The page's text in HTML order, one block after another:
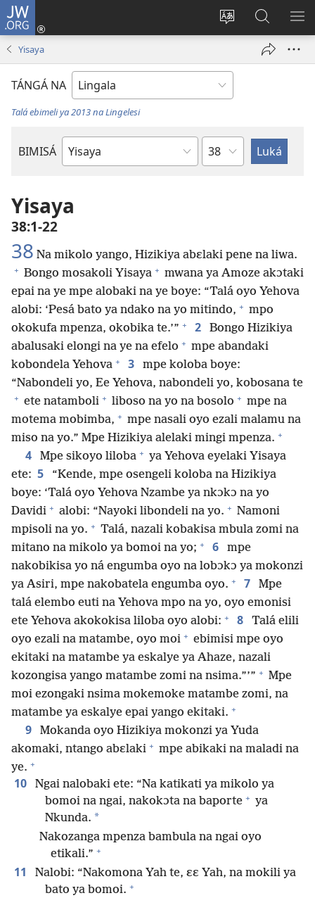
JW.ORG
Tyá
monɔkɔ
mosusu
Kokɔta
na
fenɛtrɛ
Luká
JW.ORG
Yisaya
TÁNGÁ NA
Talá ebimeli ya 2013 na Lingelesi
BIMISÁ
Mokanda
Mokapo
Yisaya
38:1-22
38 Na mikolo yango, Hizikiya abɛlaki pene na liwa.
+ Bongo mosakoli Yisaya + mwana ya Amoze akɔtaki
epai na ye mpe alobaki na ye boye: “Talá oyo Yehova
alobi: ‘Pesá bato ya ndako na yo mitindo, + mpo
okokufa mpenza, okobika te.’” + 2
Bongo Hizikiya
abalusaki elongi na ye na efelo + mpe abandaki
kobondela Yehova + 3
mpe koloba boye:
“Nabondeli yo, Ee Yehova, nabondeli yo, kobosana te
+ ete natamboli + liboso na yo na bosolo + mpe na
motema mobimba, + mpe nasali oyo ezali malamu na
miso na yo.” Mpe Hizikiya alelaki mingi mpenza. +
4 Mpe sikoyo liloba + ya Yehova eyelaki Yisaya
ete: 5
“Kende, mpe osengeli koloba na Hizikiya
boye: ‘Talá oyo Yehova Nzambe ya nkɔkɔ na yo
Davidi + alobi: “Nayoki libondeli na yo. + Namoni
mpisoli na yo. + Talá, nazali kobakisa mbula zomi na
mitano na mikolo ya bomoi na yo; + 6
mpe
nakobikisa yo ná engumba oyo na lobɔkɔ ya mokonzi
ya Asiri, mpe nakobatela engumba oyo. + 7
Mpe
talá elembo euti na Yehova mpo na yo, oyo emonisi
ete Yehova akokokisa liloba oyo alobi: + 8
Talá elili
oyo ezali na matambe, oyo moi + ebimisi mpe oyo
ekitaki na matambe ya eskalye ya Ahaze, nazali
kozongisa yango matambe zomi na nsima.”’” + Mpe
moi ezongaki nsima mokemoke matambe zomi, na
matambe ya eskalye epai yango ekitaki. +
9
Mokanda oyo Hizikiya mokonzi ya Yuda
akomaki, ntango abɛlaki + mpe abikaki na maladi na
ye. +
10
Ngai nalobaki ete: “Na katikati ya mikolo ya
bomoi na ngai, nakokɔta na baporte + ya
Nkunda. *
Nakozanga mpenza bambula na ngai oyo
etikali.” +
11
Nalobi: “Nakomona Yah te, ɛɛ Yah, na mokili ya
bato ya bomoi. +